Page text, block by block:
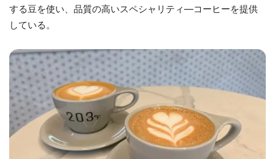
する豆を使い、品質の高いスペシャリティ—コーヒーを提供
している。